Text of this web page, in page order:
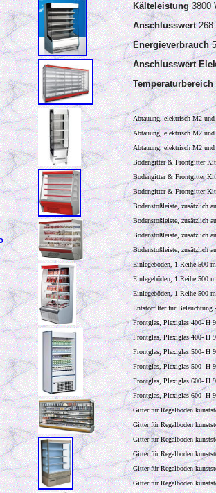
Kälteleistung3800
Anschlusswert268
Energieverbrauch
Anschlusswert
Temperaturbereich
Abtauung, elektrisch M2
Abtauung, elektrisch M2
Abtauung, elektrisch M2
Bodengitter & Frontgitter
Bodengitter & Frontgitter
Bodengitter & Frontgitter
Bodenstoßleiste, zusätzlich
Bodenstoßleiste, zusätzlich
Bodenstoßleiste, zusätzlich
Bodenstoßleiste, zusätzlich
Einlegeböden, 1 Reihe 500
Einlegeböden, 1 Reihe 500
Einlegeböden, 1 Reihe 500
Entstörfilter für Beleuchtung
Frontglas, Plexiglas 400- H
Frontglas, Plexiglas 400- H
Frontglas, Plexiglas 500- H
Frontglas, Plexiglas 500- H
Frontglas, Plexiglas 600- H
Frontglas, Plexiglas 600- H
Gitter für Regalboden
Gitter für Regalboden
Gitter für Regalboden
Gitter für Regalboden
Gitter für Regalboden
Gitter für Regalboden